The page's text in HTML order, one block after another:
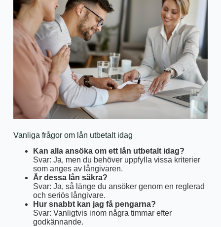
Vanliga frågor om lån utbetalt idag
Kan alla ansöka om ett lån utbetalt idag?
Svar: Ja, men du behöver uppfylla vissa kriterier
som anges av långivaren.
Är dessa lån säkra?
Svar: Ja, så länge du ansöker genom en reglerad
och seriös långivare.
Hur snabbt kan jag få pengarna?
Svar: Vanligtvis inom några timmar efter
godkännande.